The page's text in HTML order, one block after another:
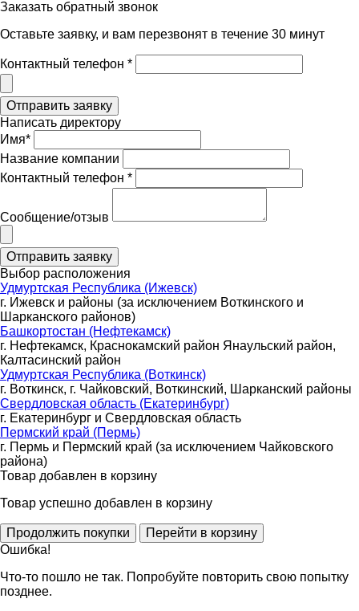
Заказать обратный звонок
Оставьте заявку, и вам перезвонят в течение 30 минут
Контактный телефон *
Написать директору
Имя*
Название компании
Контактный телефон *
Сообщение/отзыв
Выбор расположения
Удмуртская Республика (Ижевск)
г. Ижевск и районы (за исключением Воткинского и
Шарканского районов)
Башкортостан (Нефтекамск)
г. Нефтекамск, Краснокамский район Янаульский район,
Калтасинский район
Удмуртская Республика (Воткинск)
г. Воткинск, г. Чайковский, Воткинский, Шарканский районы
Свердловская область (Екатеринбург)
г. Екатеринбург и Свердловская область
Пермский край (Пермь)
г. Пермь и Пермский край (за исключением Чайковского
района)
Товар добавлен в корзину
Товар успешно добавлен в корзину
Ошибка!
Что-то пошло не так. Попробуйте повторить свою попытку
позднее.